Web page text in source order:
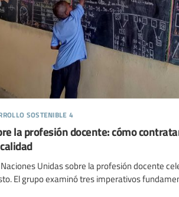
sostenible 4
la profesión docente: cómo
Unidas sobre la profesión docente
El grupo examinó tres imperativos